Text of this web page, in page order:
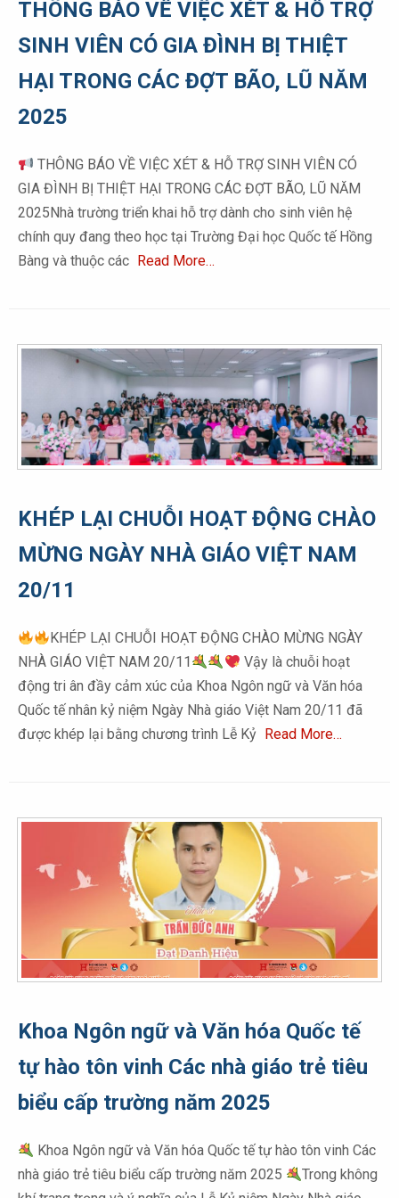
THÔNG BÁO VỀ VIỆC XÉT & HỖ TRỢ
SINH VIÊN CÓ GIA ĐÌNH BỊ THIỆT
HẠI TRONG CÁC ĐỢT BÃO, LŨ NĂM
2025
THÔNG BÁO VỀ VIỆC XÉT & HỖ TRỢ SINH VIÊN CÓ
GIA ĐÌNH BỊ THIỆT HẠI TRONG CÁC ĐỢT BÃO, LŨ NĂM
2025Nhà trường triển khai hỗ trợ dành cho sinh viên hệ
chính quy đang theo học tại Trường Đại học Quốc tế Hồng
Bàng và thuộc các
Read More…
KHÉP LẠI CHUỖI HOẠT ĐỘNG CHÀO
MỪNG NGÀY NHÀ GIÁO VIỆT NAM
20/11
KHÉP LẠI CHUỖI HOẠT ĐỘNG CHÀO MỪNG NGÀY
NHÀ GIÁO VIỆT NAM 20/11
Vậy là chuỗi hoạt
động tri ân đầy cảm xúc của Khoa Ngôn ngữ và Văn hóa
Quốc tế nhân kỷ niệm Ngày Nhà giáo Việt Nam 20/11 đã
được khép lại bằng chương trình Lễ Kỷ
Read More…
Khoa Ngôn ngữ và Văn hóa Quốc tế
tự hào tôn vinh Các nhà giáo trẻ tiêu
biểu cấp trường năm 2025
Khoa Ngôn ngữ và Văn hóa Quốc tế tự hào tôn vinh Các
nhà giáo trẻ tiêu biểu cấp trường năm 2025
Trong không